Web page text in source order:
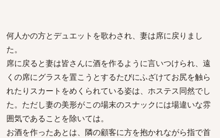
何人かの方とデュエットを歌わされ、妻は席に戻りまし
た。
席に戻ると妻は皆さんに酒を作るように言いつけられ、遠
くの席にグラスを置こうとするたびにふざけてお尻を触ら
れたりスカートをめくられている姿は、ホステス同然でし
た。ただし妻の美形がこの場末のスナックには場違いな雰
囲気であることを除いては。
お酒を作ったあとは、隣の顧客に方を抱かれながら指で首